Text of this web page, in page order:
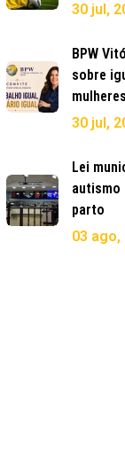
30 jul,
BPW
sobre
30 jul,
Lei
autismo
parto
03 ago,